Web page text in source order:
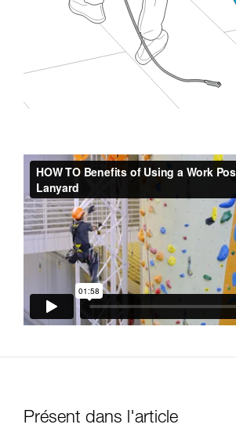
Présent dans l'article